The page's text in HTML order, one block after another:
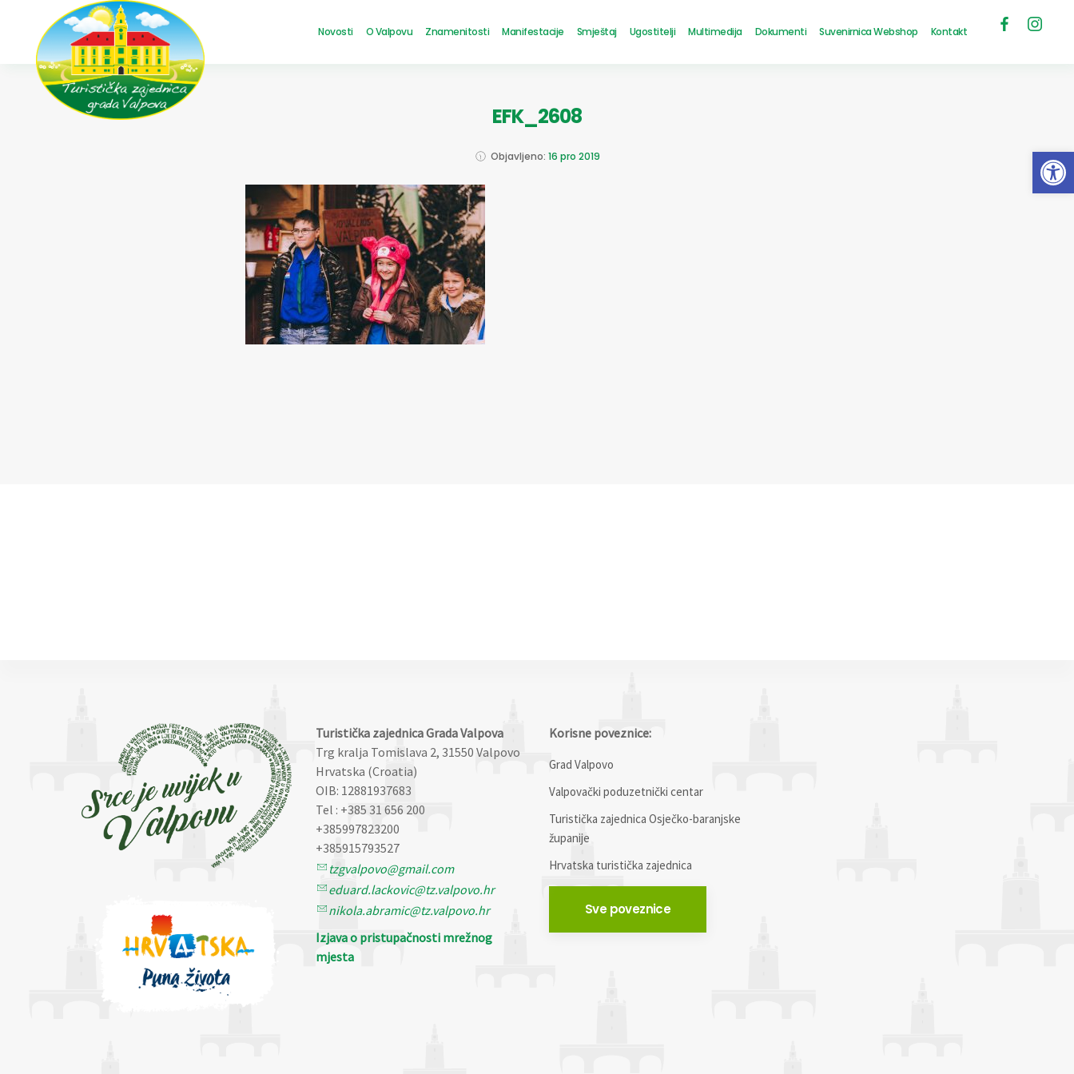
Novosti O Valpovu Znamenitosti Manifestacije Smještaj Ugostitelji Multimedija Dokumenti Suvenirnica Webshop Kontakt
EFK_2608
Objavljeno: 16 pro 2019
Turistička zajednica Grada Valpova
Trg kralja Tomislava 2, 31550 Valpovo
Hrvatska (Croatia)
OIB: 12881937683
Tel : +385 31 656 200
+385997823200
+385915793527
tzgvalpovo@gmail.com
eduard.lackovic@tz.valpovo.hr
nikola.abramic@tz.valpovo.hr
Izjava o pristupačnosti mrežnog
mjesta
Korisne poveznice:
Grad Valpovo
Valpovački poduzetnički centar
Turistička zajednica Osječko-baranjske
županije
Hrvatska turistička zajednica
Sve poveznice